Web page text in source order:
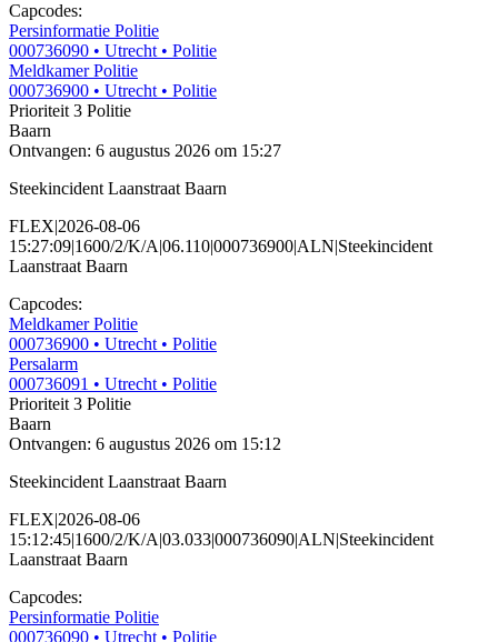
Capcodes:
Persinformatie Politie
000736090 • Utrecht • Politie
Meldkamer Politie
000736900 • Utrecht • Politie
Prioriteit 3 Politie
Baarn
Ontvangen: 6 augustus 2026 om 15:27
Steekincident Laanstraat Baarn
FLEX|2026-08-06
15:27:09|1600/2/K/A|06.110|000736900|ALN|Steekincident
Laanstraat Baarn
Capcodes:
Meldkamer Politie
000736900 • Utrecht • Politie
Persalarm
000736091 • Utrecht • Politie
Prioriteit 3 Politie
Baarn
Ontvangen: 6 augustus 2026 om 15:12
Steekincident Laanstraat Baarn
FLEX|2026-08-06
15:12:45|1600/2/K/A|03.033|000736090|ALN|Steekincident
Laanstraat Baarn
Capcodes:
Persinformatie Politie
000736090 • Utrecht • Politie